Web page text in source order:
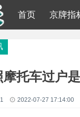
首页 京牌指
托车过户
2022-07-27 17:14:00